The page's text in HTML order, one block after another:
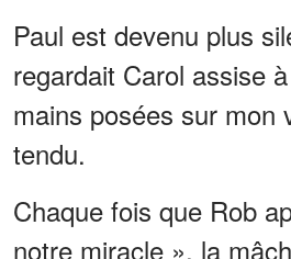
Paul est devenu plus
regardait Carol assise
mains posées sur mon
tendu.
Chaque fois que Rob
notre miracle », la